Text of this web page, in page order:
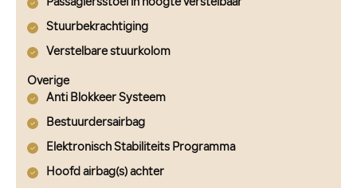
Passagiersstoel in hoogte verstelbaar
Stuurbekrachtiging
Verstelbare stuurkolom
Overige
Anti Blokkeer Systeem
Bestuurdersairbag
Elektronisch Stabiliteits Programma
Hoofd airbag(s) achter